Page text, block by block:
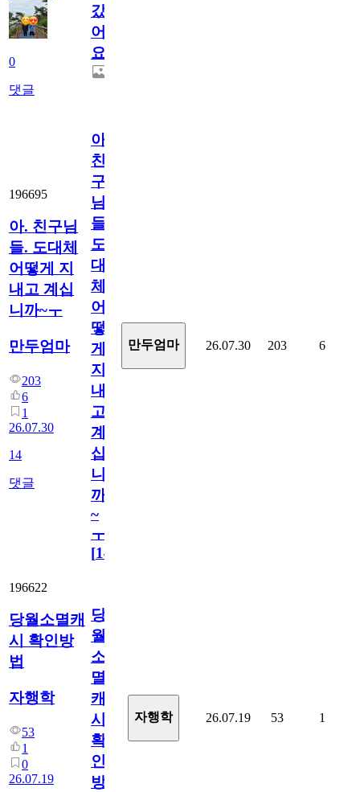
0
댓글
갔
어
요.
196695
아. 친구님
들. 도대체
어떻게 지
내고 계십
니까~ㅜ
만두엄마
203
6
1
26.07.30
14
댓글
아.
친
구
님
들.
도
대
체
어
떻
게
지
내
고
계
십
니
까
~
ㅜ
[14
만두엄마 26.07.30 203 6
196622
당월소멸캐
시 확인방
법
자행학
53
1
0
26.07.19
당
월
소
멸
캐
시
확
인
방
자행학 26.07.19 53 1